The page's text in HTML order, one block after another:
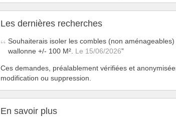
Les dernières recherches
Souhaiterais isoler les combles (non
wallonne +/- 100 M². Le 15/06/2026
Ces demandes, préalablement vérifiées et
modification ou suppression.
En savoir plus